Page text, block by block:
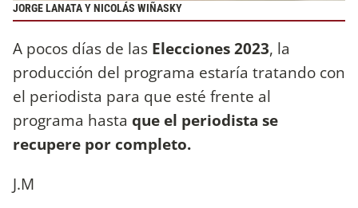
JORGE LANATA Y NICOLÁS WIÑASKY
A pocos días de las Elecciones 2023, la
producción del programa estaría tratando con
el periodista para que esté frente al
programa hasta que el periodista se
recupere por completo.
J.M